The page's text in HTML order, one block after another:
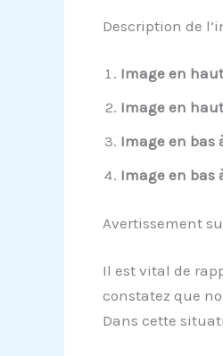
Description de
Image en
Image en
Image en bas
Image en bas
Avertissement
Il est vital de
constatez que
Dans cette